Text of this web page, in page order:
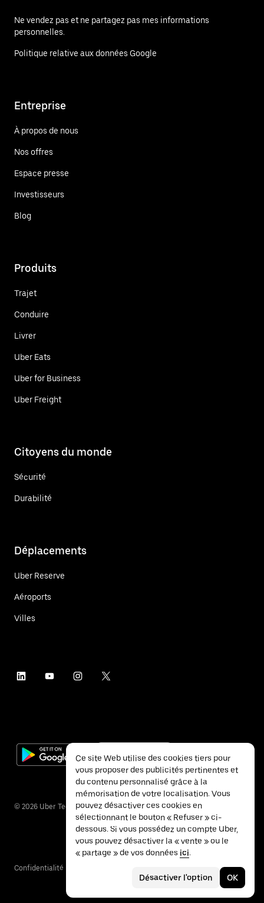
Ne vendez pas et ne partagez pas mes informations
personnelles.
Politique relative aux données Google
Entreprise
À propos de nous
Nos offres
Espace presse
Investisseurs
Blog
Produits
Trajet
Conduire
Livrer
Uber Eats
Uber for Business
Uber Freight
Citoyens du monde
Sécurité
Durabilité
Déplacements
Uber Reserve
Aéroports
Villes
© 2026 Uber Technologies Inc.
Confidentialité
Ce site Web utilise des cookies tiers pour
vous proposer des publicités pertinentes et
du contenu personnalisé grâce à la
mémorisation de votre localisation. Vous
pouvez désactiver ces cookies en
sélectionnant le bouton « Refuser » ci-
dessous. Si vous possédez un compte Uber,
vous pouvez désactiver la « vente » ou le
« partage » de vos données ici.
Désactiver l'option OK